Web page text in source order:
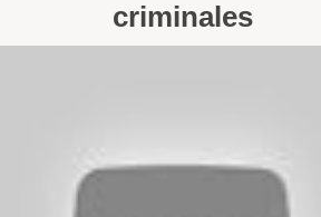
criminales